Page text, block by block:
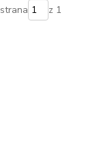
strana z 1